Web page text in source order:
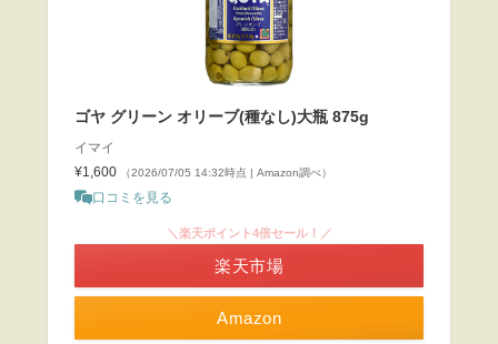
ゴヤ グリーン オリーブ(種なし)大瓶 875g
イマイ
¥1,600
（2026/07/05 14:32時点 | Amazon調べ）
口コミを見る
Amazon
＼楽天ポイント4倍セール！／
楽天市場